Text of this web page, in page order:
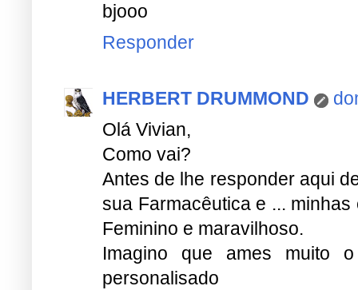
bjooo
Responder
HERBERT DRUMMOND
Olá Vivian,
Como vai?
Antes de lhe responder aqui
sua Farmacêutica e ...
Feminino e maravilhoso.
Imagino que ames muito
personalisado